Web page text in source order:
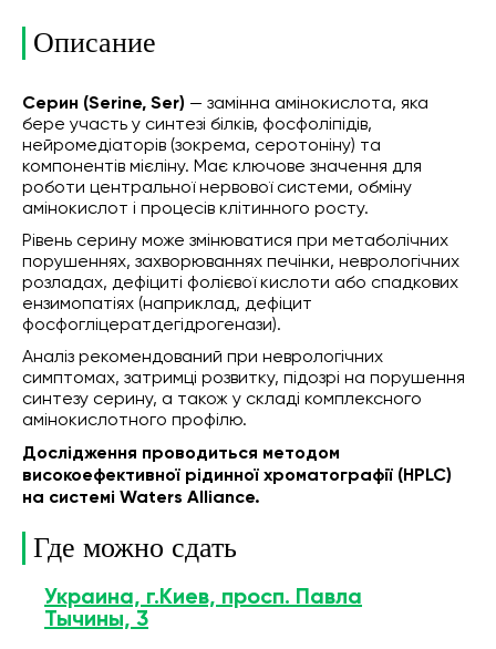
Описание
Серин (Serine, Ser) — замінна амінокислота, яка
бере участь у синтезі білків, фосфоліпідів,
нейромедіаторів (зокрема, серотоніну) та
компонентів мієліну. Має ключове значення для
роботи центральної нервової системи, обміну
амінокислот і процесів клітинного росту.
Рівень серину може змінюватися при метаболічних
порушеннях, захворюваннях печінки, неврологічних
розладах, дефіциті фолієвої кислоти або спадкових
ензимопатіях (наприклад, дефіцит
фосфогліцератдегідрогенази).
Аналіз рекомендований при неврологічних
симптомах, затримці розвитку, підозрі на порушення
синтезу серину, а також у складі комплексного
амінокислотного профілю.
Дослідження проводиться методом
високоефективної рідинної хроматографії (HPLC)
на системі Waters Alliance.
Где можно сдать
Украина, г.Киев, просп. Павла
Тычины, 3